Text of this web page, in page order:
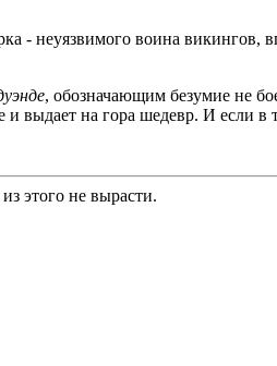
- неуязвимого воина викингов,
, обозначающим безумие не
и выдает на гора шедевр. И
этого не вырасти.